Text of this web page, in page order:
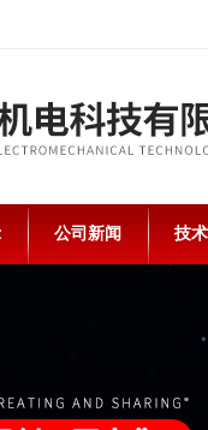
公司新闻 技